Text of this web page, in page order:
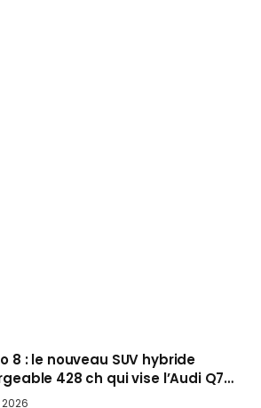
8 : le nouveau SUV hybride
428 ch qui vise l’Audi Q7
Europe cet automne